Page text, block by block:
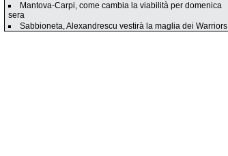
Mantova-Carpi, come cambia la viabilità per domenica
sera
Sabbioneta, Alexandrescu vestirà la maglia dei Warriors